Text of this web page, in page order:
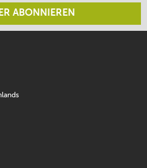
ABONNIEREN